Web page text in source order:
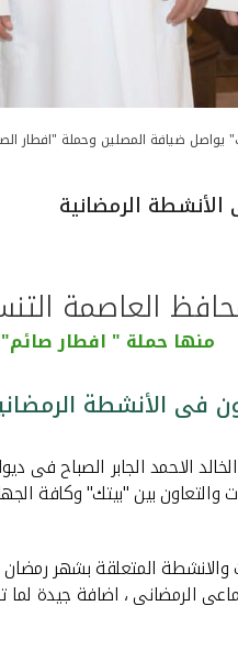
يواصل ضيافة المصلين وحملة "افطار
الرمضانية
العاصمة
منها حملة " افطار
فى الأنشطة
الاحمد الجابر الصباح
والتعاون بين "بيتك"
المتعلقة بشهر رمضان
الرمضانى ، اضافة جيدة